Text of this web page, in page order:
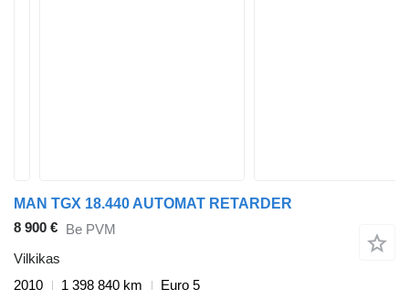
MAN TGX 18.440 AUTOMAT RETARDER
8 900 € Be PVM
Vilkikas
2010
1 398 840 km
Euro 5